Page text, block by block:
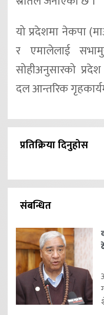
यो प्रदेशमा नेकपा
र एमालेलाई
सोहीअनुसारको
दल आन्तरिक
प्रतिक्रिया दिनुहोस
संबन्धित